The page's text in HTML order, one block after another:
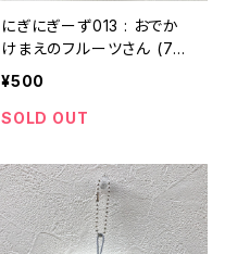
にぎにぎーず013 : おでか
けまえのフルーツさん (70
mm x 80mm 厚さ20mmく
¥500
SOLD OUT